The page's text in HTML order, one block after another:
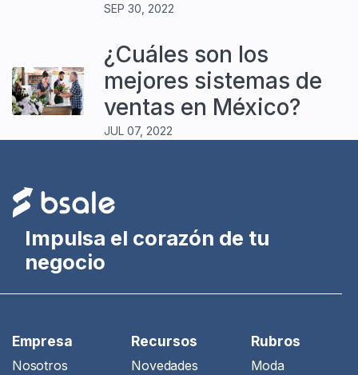
SEP 30, 2022
¿Cuáles son los
mejores sistemas de
ventas en México?
JUL 07, 2022
Impulsa el corazón de tu
negocio
Empresa
Nosotros
Recursos
Novedades
Rubros
Moda